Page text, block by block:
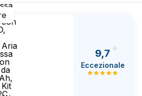
3
con
9,7
Eccezionale